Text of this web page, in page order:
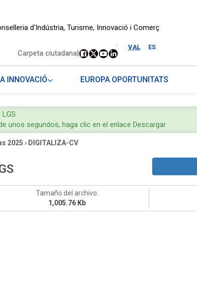
d'Indústria, Turisme, Innovació i Comerç
VAL ES
.
Carpeta ciutadana|
INNOVACIÓ EUROPA OPORTUNITATS
unos segundos, haga clic en el enlace Descargar
2025 › DIGITALIZA-CV
Tamaño del archivo:
1,005.76 Kb